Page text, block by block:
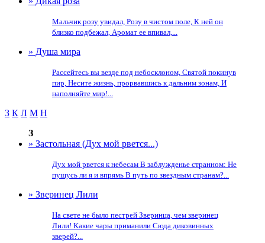
Мальчик розу увидал, Розу в чистом поле, К ней он
близко подбежал, Аромат ее впивал,...
» Душа мира
Рассейтесь вы везде под небосклоном, Святой покинув
пир, Несите жизнь, прорвавшись к дальним зонам, И
наполняйте мир!...
З К Л М Н
З
» Застольная (Дух мой рвется...)
Дух мой рвется к небесам В заблужденье странном: Не
пущусь ли я и впрямь В путь по звездным странам?...
» Зверинец Лили
На свете не было пестрей Зверинца, чем зверинец
Лили! Какие чары приманили Сюда диковинных
зверей?...